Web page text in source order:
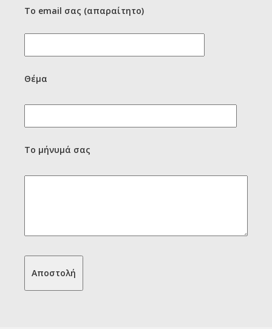
Το email σας (απαραίτητο)
Θέμα
Το μήνυμά σας